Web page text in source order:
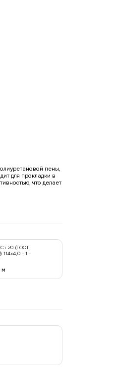
пены,
для прокладки в
что делает
20 (ГОСТ
114x4,0 - 1 -
м